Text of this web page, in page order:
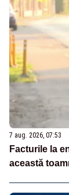
7 aug. 2026, 07:53
Facturile la
această